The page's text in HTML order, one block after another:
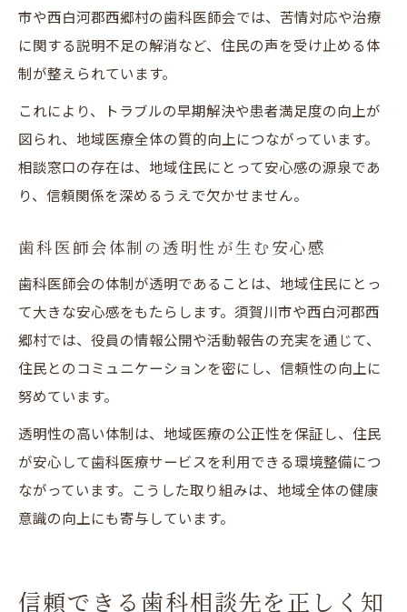
市や西白河郡西郷村の歯科医師会では、苦情対応や治療
に関する説明不足の解消など、住民の声を受け止める体
制が整えられています。
これにより、トラブルの早期解決や患者満足度の向上が
図られ、地域医療全体の質的向上につながっています。
相談窓口の存在は、地域住民にとって安心感の源泉であ
り、信頼関係を深めるうえで欠かせません。
歯科医師会体制の透明性が生む安心感
歯科医師会の体制が透明であることは、地域住民にとっ
て大きな安心感をもたらします。須賀川市や西白河郡西
郷村では、役員の情報公開や活動報告の充実を通じて、
住民とのコミュニケーションを密にし、信頼性の向上に
努めています。
透明性の高い体制は、地域医療の公正性を保証し、住民
が安心して歯科医療サービスを利用できる環境整備につ
ながっています。こうした取り組みは、地域全体の健康
意識の向上にも寄与しています。
信頼できる歯科相談先を正しく知